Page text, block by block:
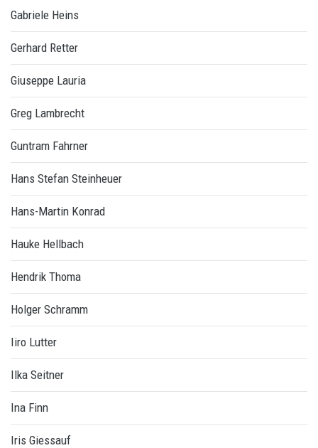
Gabriele Heins
Gerhard Retter
Giuseppe Lauria
Greg Lambrecht
Guntram Fahrner
Hans Stefan Steinheuer
Hans-Martin Konrad
Hauke Hellbach
Hendrik Thoma
Holger Schramm
Iiro Lutter
Ilka Seitner
Ina Finn
Iris Giessauf